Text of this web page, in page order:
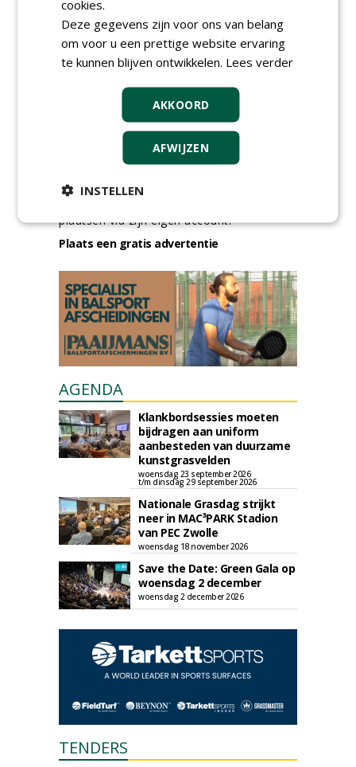
meer Groene Banen
plaatsen via zijn eigen account.
Plaats een gratis advertentie
AGENDA
Klankbordsessies moeten
bijdragen aan uniform
aanbesteden van duurzame
kunstgrasvelden
woensdag 23 september 2026
t/m dinsdag 29 september 2026
Nationale Grasdag strijkt
neer in MAC³PARK Stadion
van PEC Zwolle
woensdag 18 november 2026
Save the Date: Green Gala op
woensdag 2 december
woensdag 2 december 2026
TENDERS
cookies.
Deze gegevens zijn voor ons van belang
om voor u een prettige website ervaring
te kunnen blijven ontwikkelen. Lees verder
AKKOORD
AFWIJZEN
INSTELLEN